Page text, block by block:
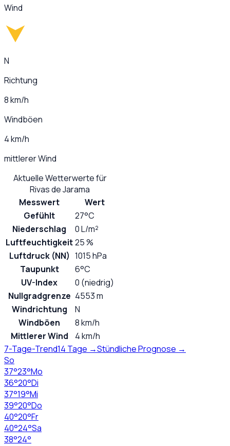
Wind
N
Richtung
8 km/h
Windböen
4 km/h
mittlerer Wind
Aktuelle Wetterwerte für
Rivas de Jarama
Messwert
Wert
Gefühlt
27°C
Niederschlag
0 L/m²
Luftfeuchtigkeit25 %
Luftdruck (NN) 1015 hPa
Taupunkt
6°C
UV-Index
0 (niedrig)
Nullgradgrenze 4553 m
Windrichtung
N
Windböen
8 km/h
Mittlerer Wind
4 km/h
7-Tage-Trend14 Tage →Stündliche Prognose →
So
37°23°Mo
36°20°Di
37°19°Mi
39°20°Do
40°20°Fr
40°24°Sa
38°24°